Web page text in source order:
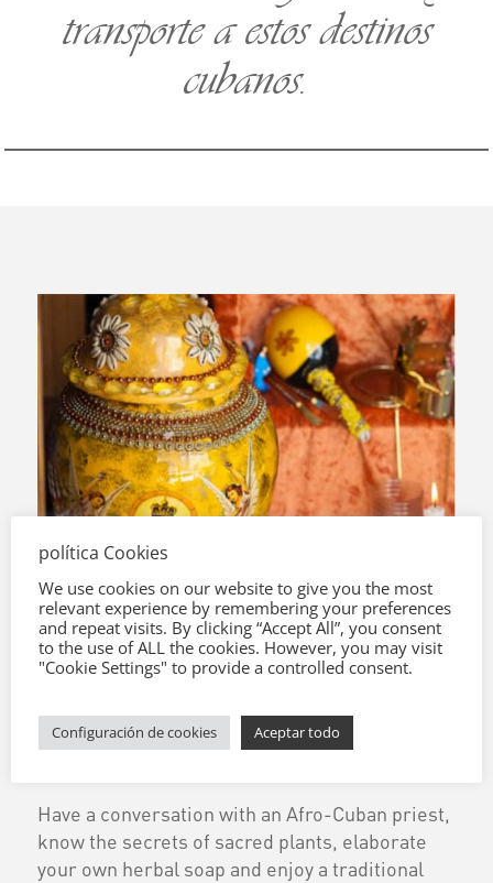
transporte a estos destinos
cubanos.
Medicina
Herbaria Afrocubana
Have a conversation with an Afro-Cuban priest,
know the secrets of sacred plants, elaborate
your own herbal soap and enjoy a traditional
política Cookies
We use cookies on our website to give you the most
relevant experience by remembering your preferences
and repeat visits. By clicking “Accept All”, you consent
to the use of ALL the cookies. However, you may visit
"Cookie Settings" to provide a controlled consent.
Configuración de cookies Aceptar todo